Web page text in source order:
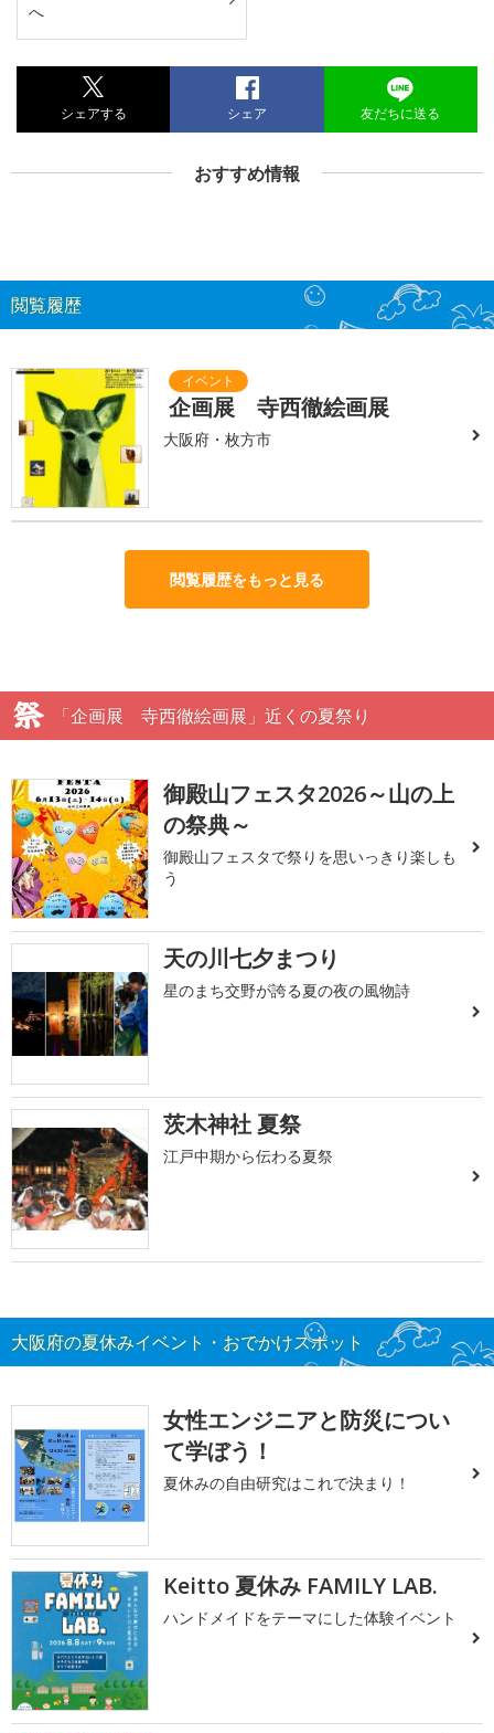
へ
シェアする シェア 友だちに送る
おすすめ情報
閲覧履歴
企画展 寺西徹絵画展
大阪府・枚方市
閲覧履歴をもっと見る
「企画展 寺西徹絵画展」近くの夏祭り
御殿山フェスタ2026～山の上
の祭典～
御殿山フェスタで祭りを思いっきり楽しも
う
天の川七夕まつり
星のまち交野が誇る夏の夜の風物詩
茨木神社 夏祭
江戸中期から伝わる夏祭
大阪府の夏休みイベント・おでかけスポット
女性エンジニアと防災につい
て学ぼう！
夏休みの自由研究はこれで決まり！
Keitto 夏休み FAMILY LAB.
ハンドメイドをテーマにした体験イベント